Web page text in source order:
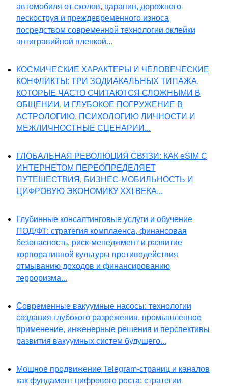
автомобиля от сколов, царапин, дорожного
пескоструя и преждевременного износа
посредством современной технологии оклейки
антигравийной пленкой...
КОСМИЧЕСКИЕ ХАРАКТЕРЫ И ЧЕЛОВЕЧЕСКИЕ
КОНФЛИКТЫ: ТРИ ЗОДИАКАЛЬНЫХ ТИПАЖА,
КОТОРЫЕ ЧАСТО СЧИТАЮТСЯ СЛОЖНЫМИ В
ОБЩЕНИИ, И ГЛУБОКОЕ ПОГРУЖЕНИЕ В
АСТРОЛОГИЮ, ПСИХОЛОГИЮ ЛИЧНОСТИ И
МЕЖЛИЧНОСТНЫЕ СЦЕНАРИИ...
ГЛОБАЛЬНАЯ РЕВОЛЮЦИЯ СВЯЗИ: КАК eSIM С
ИНТЕРНЕТОМ ПЕРЕОПРЕДЕЛЯЕТ
ПУТЕШЕСТВИЯ, БИЗНЕС-МОБИЛЬНОСТЬ И
ЦИФРОВУЮ ЭКОНОМИКУ XXI ВЕКА...
Глубинные консалтинговые услуги и обучение
ПОД/ФТ: стратегия комплаенса, финансовая
безопасность, риск-менеджмент и развитие
корпоративной культуры противодействия
отмыванию доходов и финансированию
терроризма...
Современные вакуумные насосы: технологии
создания глубокого разрежения, промышленное
применение, инженерные решения и перспективы
развития вакуумных систем будущего...
Мощное продвижение Telegram-страниц и каналов
как фундамент цифрового роста: стратегии